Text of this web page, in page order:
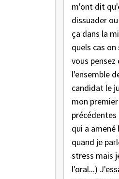
m'ont dit
dissuader
ça dans la
quels cas
vous
l'ensemble
candidat le
mon
qui a
quand je
stress mais
l'oral...)